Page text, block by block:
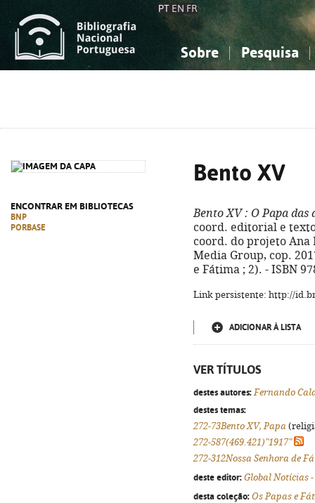
PT EN FR
Sobre Pesquisa
ENCONTRAR EM BIBLIOTECAS
BNP
PORBASE
Bento XV
Bento XV: O Papa das
coord. editorial e
coord. do projeto Ana
Media Group, cop.
e Fátima ; 2). - ISBN
Link persistente: http://
ADICIONAR À LISTA
VER TÍTULOS
destes autores: Fernando
destes temas:
272-73Bento XV, Papa
272-587(469.421)"1917"
272-312Nossa Senhora de
deste editor: Global Notícias
desta coleção: Os Papas e